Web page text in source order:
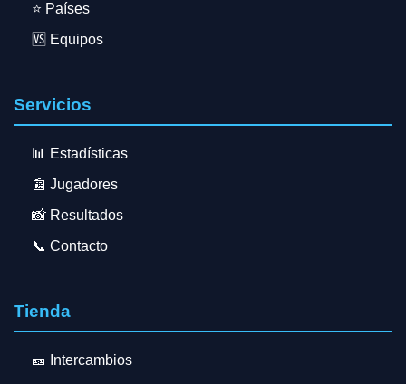
⭐ Países
🆚 Equipos
Servicios
📊 Estadísticas
📰 Jugadores
📸 Resultados
📞 Contacto
Tienda
🎫 Intercambios